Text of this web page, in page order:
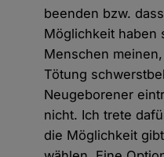
beenden bzw.
Möglichkeit haben
Menschen
Tötung
Neugeborener
nicht. Ich trete
die Möglichkeit